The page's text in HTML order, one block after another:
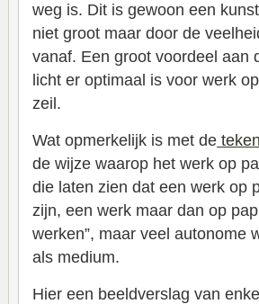
weg is. Dit is gewoon een
niet groot maar door de
vanaf. Een groot voordeel aan
licht er optimaal is voor werk
zeil.
Wat opmerkelijk is met de
de wijze waarop het werk op
die laten zien dat een werk op
zijn, een werk maar dan op
werken”, maar veel autonome
als medium.
Hier een beeldverslag van